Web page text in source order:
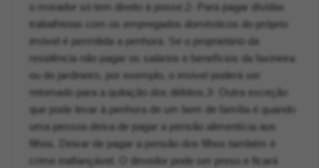
o morador só tem direito à posse.2- Para pagar dívidas
trabalhistas com os empregados domésticos do próprio
imóvel é permitida a penhora. Se o proprietário da
residência não pagar os salários e benefícios da faxineira
ou do jardineiro, por exemplo, o imóvel poderá ser
retomado para a quitação dos débitos.3- Outra exceção
que pode levar à penhora de um bem de família é quando
uma pessoa deixa de pagar a pensão alimentícia aos
filhos. Deixar de pagar a pensão dos filhos também é
crime inafiançável. O devedor pode ser preso e ficará